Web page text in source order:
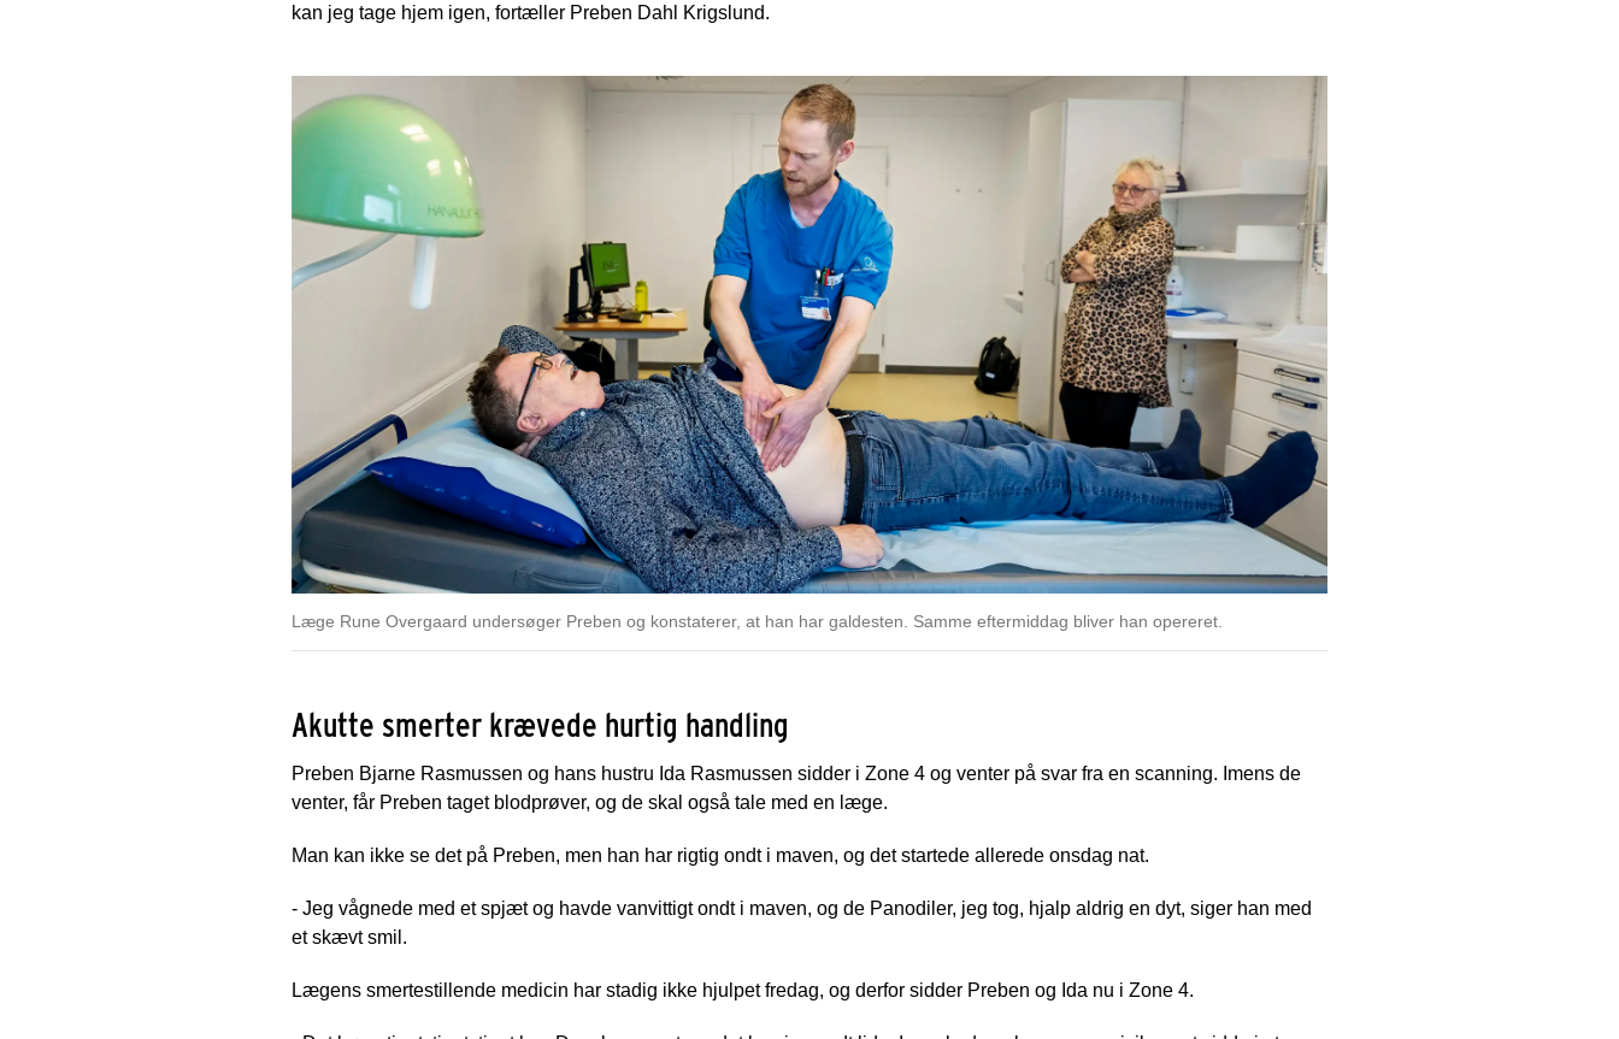
kan jeg tage hjem igen, fortæller Preben Dahl Krigslund.
Læge Rune Overgaard undersøger Preben og konstaterer, at han har galdesten. Samme eftermiddag bliver han opereret.
Akutte smerter krævede hurtig handling
Preben Bjarne Rasmussen og hans hustru Ida Rasmussen sidder i Zone 4 og venter på svar fra en scanning. Imens de
venter, får Preben taget blodprøver, og de skal også tale med en læge.
Man kan ikke se det på Preben, men han har rigtig ondt i maven, og det startede allerede onsdag nat.
- Jeg vågnede med et spjæt og havde vanvittigt ondt i maven, og de Panodiler, jeg tog, hjalp aldrig en dyt, siger han med
et skævt smil.
Lægens smertestillende medicin har stadig ikke hjulpet fredag, og derfor sidder Preben og Ida nu i Zone 4.